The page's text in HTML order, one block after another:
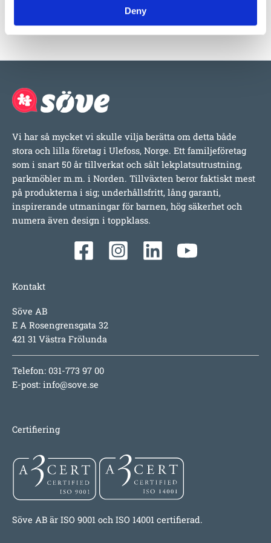
Deny
Vi har så mycket vi skulle vilja berätta om detta både
stora och lilla företag i Ulefoss, Norge. Ett familjeföretag
som i snart 50 år tillverkat och sålt lekplatsutrustning,
parkmöbler m.m. i Norden. Tillväxten beror faktiskt mest
på produkterna i sig; underhållsfritt, lång garanti,
inspirerande utmaningar för barnen, hög säkerhet och
numera även design i toppklass.
Kontakt
Söve AB
E A Rosengrensgata 32
421 31 Västra Frölunda
Telefon: 031-773 97 00
E-post: info@sove.se
Certifiering
Söve AB är ISO 9001 och ISO 14001 certifierad.